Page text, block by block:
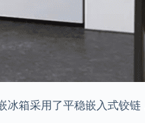
冰箱采用了平稳嵌入式铰链